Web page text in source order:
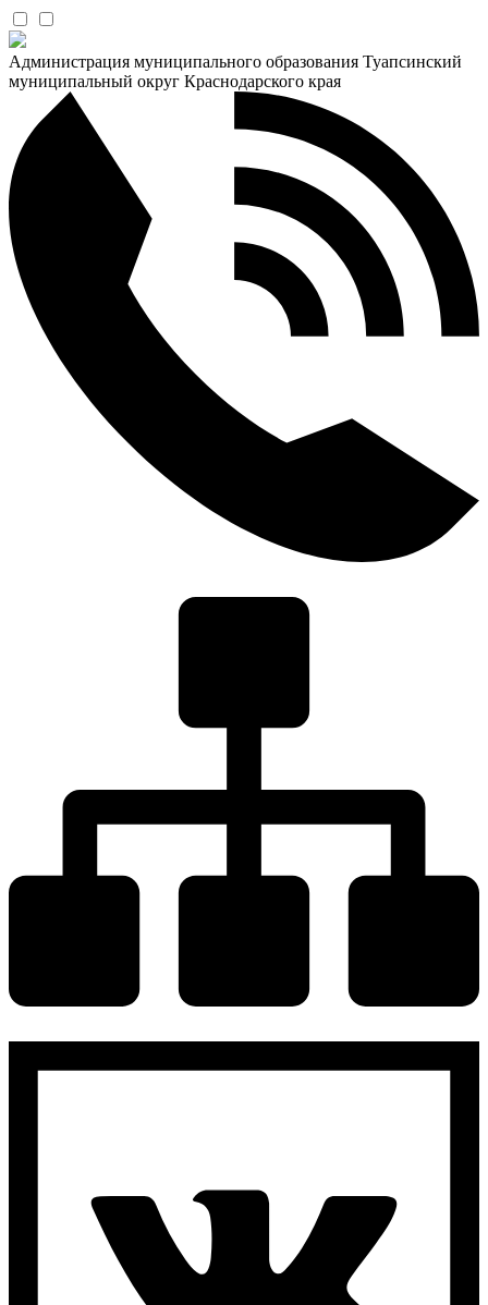
Администрация муниципального образования Туапсинский
муниципальный округ Краснодарского края